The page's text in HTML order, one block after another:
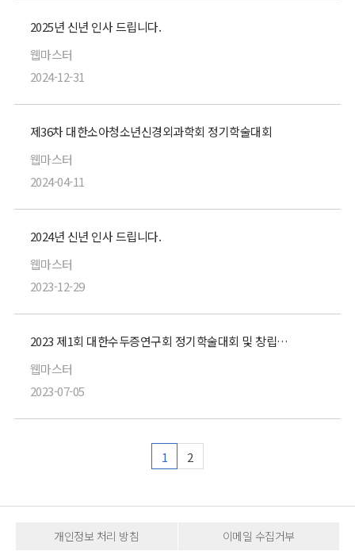
2025년 신년 인사 드립니다.
웹마스터
2024-12-31
제36차 대한소아청소년신경외과학회 정기학술대회
웹마스터
2024-04-11
2024년 신년 인사 드립니다.
웹마스터
2023-12-29
2023 제1회 대한수두증연구회 정기학술대회 및 창립총회
웹마스터
2023-07-05
1 2
개인정보 처리 방침 이메일 수집거부